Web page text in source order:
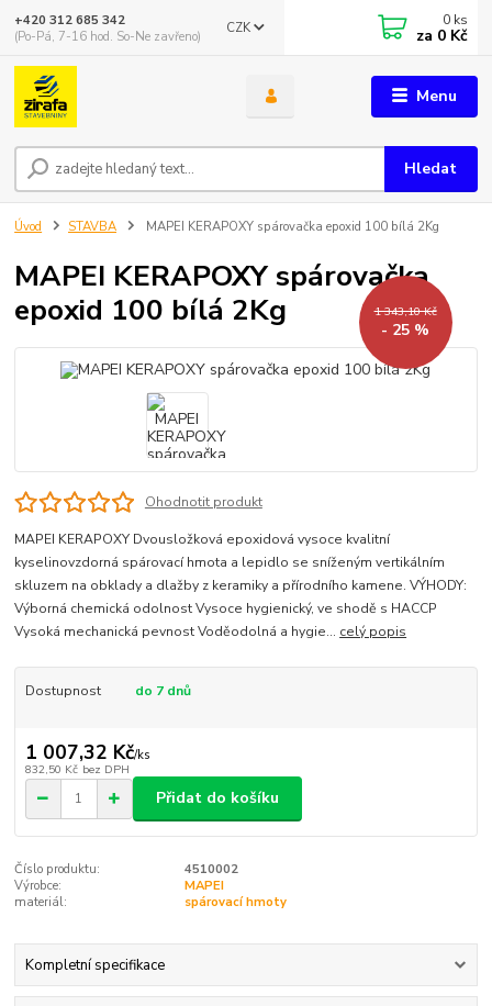
Menu
CZK
Hledat
+420 312 685 342
(Po-Pá, 7-16 hod. So-Ne zavřeno)
0 ks
za 0 Kč
Úvod STAVBA MAPEI KERAPOXY spárovačka epoxid 100 bílá 2Kg
MAPEI KERAPOXY spárovačka
epoxid 100 bílá 2Kg
1 343,10 Kč
- 25 %
Ohodnotit produkt
MAPEI KERAPOXY Dvousložková epoxidová vysoce kvalitní
kyselinovzdorná spárovací hmota a lepidlo se sníženým vertikálním
skluzem na obklady a dlažby z keramiky a přírodního kamene. VÝHODY:
Výborná chemická odolnost Vysoce hygienický, ve shodě s HACCP
Vysoká mechanická pevnost Voděodolná a hygie... celý popis
Dostupnost do 7 dnů
1 007,32 Kč/ks
832,50 Kč bez DPH
Přidat do košíku
Číslo produktu:
4510002
Výrobce:
MAPEI
materiál:
spárovací hmoty
Kompletní specifikace